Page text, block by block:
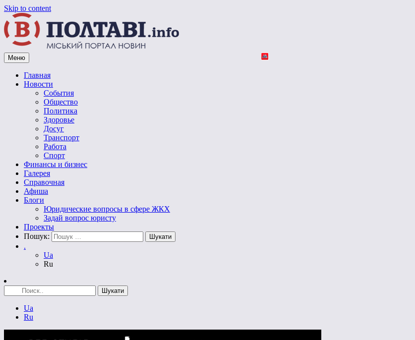
Skip to content
Vpoltave.info
Полтавский портал новостей
Меню
Главная
Новости
События
Общество
Политика
Здоровье
Досуг
Транспорт
Работа
Спорт
Финансы и бизнес
Галерея
Справочная
Афиша
Блоги
Юридические вопросы в сфере ЖКХ
Задай вопрос юристу
Проекты
Пошук:
.
Ua
Ru
Ua
Ru